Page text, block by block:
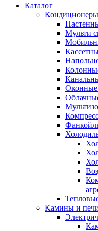
Каталог
Кондиционеры
Мульти
Камины и